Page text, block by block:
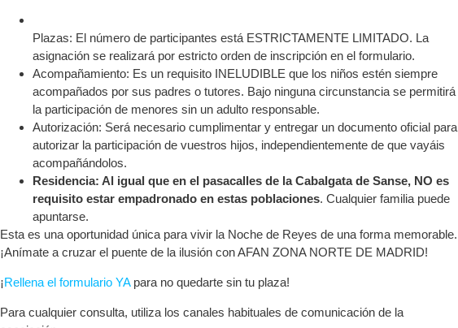
Plazas: El número de participantes está ESTRICTAMENTE LIMITADO. La
asignación se realizará por estricto orden de inscripción en el formulario.
Acompañamiento: Es un requisito INELUDIBLE que los niños estén siempre
acompañados por sus padres o tutores. Bajo ninguna circunstancia se permitirá
la participación de menores sin un adulto responsable.
Autorización: Será necesario cumplimentar y entregar un documento oficial para
autorizar la participación de vuestros hijos, independientemente de que vayáis
acompañándolos.
Residencia: Al igual que en el pasacalles de la Cabalgata de Sanse, NO es
requisito estar empadronado en estas poblaciones. Cualquier familia puede
apuntarse.
Esta es una oportunidad única para vivir la Noche de Reyes de una forma memorable.
¡Anímate a cruzar el puente de la ilusión con AFAN ZONA NORTE DE MADRID!
¡Rellena el formulario YA para no quedarte sin tu plaza!
Para cualquier consulta, utiliza los canales habituales de comunicación de la